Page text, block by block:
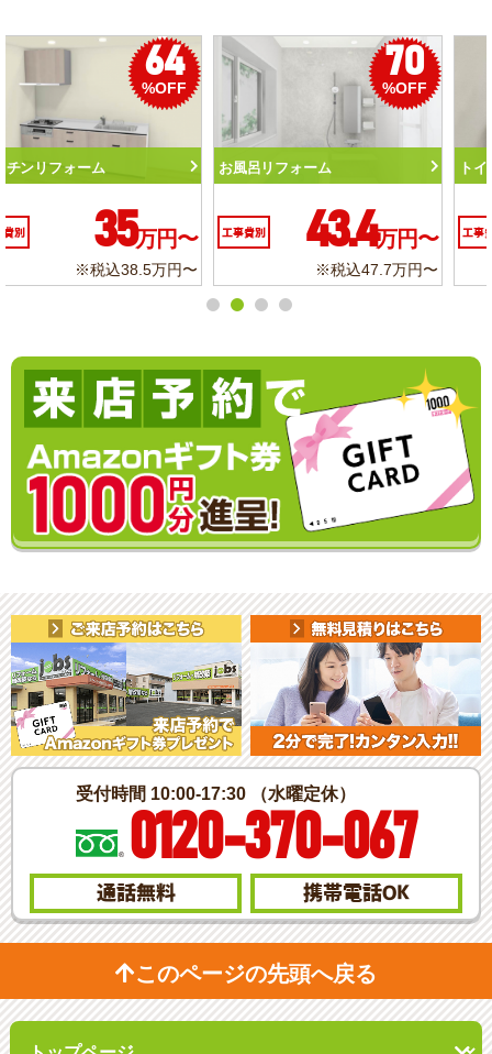
50
トイレリフォーム
10.3万円〜
※税込11.3万円〜
洗面化粧台リフォーム
工事費別 6.2万円
※税込6.8万円
受付時間 10:00-17:30 （水曜定休）
0120-370-067
通話無料 携帯電話OK
このページの先頭へ戻る